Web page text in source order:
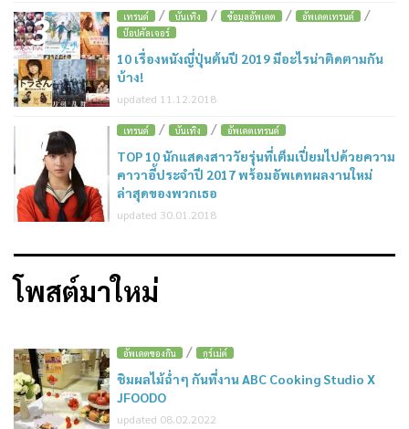
3 เทรนด์ / บันเทิง / ข้อมูลอัพเดต / อัพเดตเทรนด์ /
ป๊อปคัลเจอร์
10 เรื่องหนังญี่ปุ่นต้นปี 2019 มีอะไรน่าติดตามกัน
บ้าง!
updated 11.12.2018
4 เทรนด์ / บันเทิง / อัพเดตเทรนด์
TOP 10 นักแสดงสาววัยรุ่นที่เต็มเปี่ยมไปด้วยความ
คาวาอี้ประจำปี 2017 พร้อมอัพเดทผลงานใหม่
ล่าสุดของพวกเธอ
updated 30.01.2018
โพสต์มาใหม่
อัพเดตของกิน / กูร์เม่ต์
ชิมผลไม้ฉ่ำๆ กันที่งาน ABC Cooking Studio X
JFOODO
updated 08.02.2022